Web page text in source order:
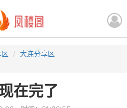
大连分享区
在完了